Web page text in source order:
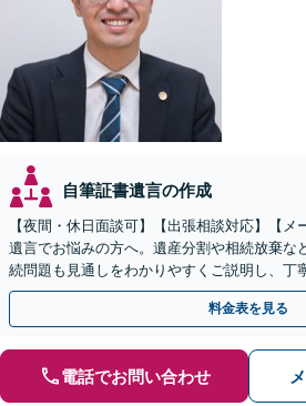
自筆証書遺言の作成
【夜間・休日面談可】【出張相談対応】【メ
遺言でお悩みの方へ。遺産分割や相続放棄な
続問題も見通しをわかりやすくご説明し、丁
す。
料金表を見る
電話でお問い合わせ